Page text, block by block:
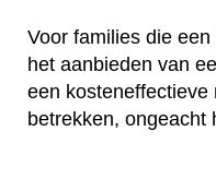
Voor families die
het aanbieden van
een
betrekken, ongeacht